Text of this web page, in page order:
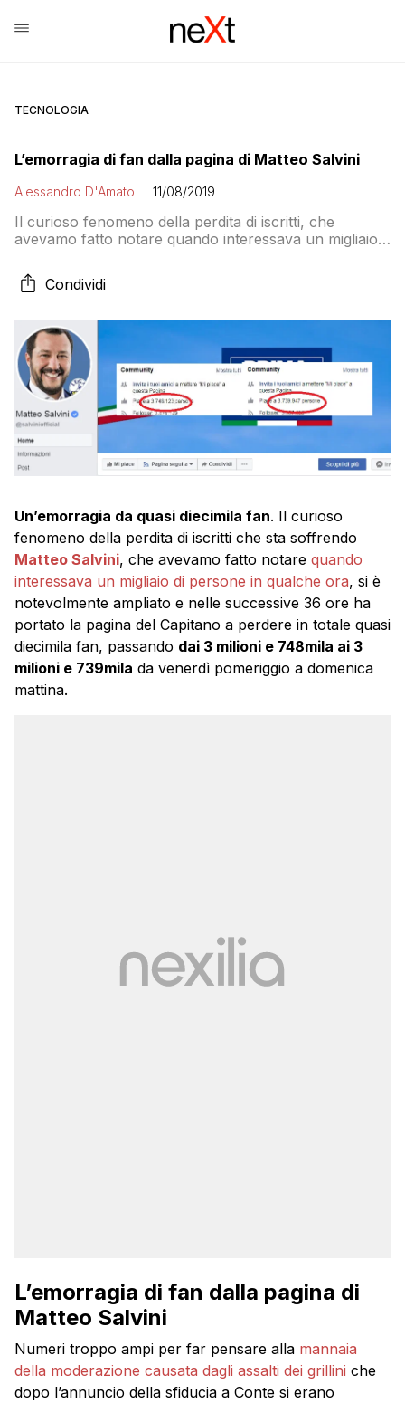
TECNOLOGIA
L’emorragia di fan dalla pagina di Matteo Salvini
Alessandro D'Amato 11/08/2019
Il curioso fenomeno della perdita di iscritti, che
avevamo fatto notare quando interessava un migliaio
successive 36 ore ha portato la pagina del Capitano a
perdere in totale quasi diecimila fan. Cosa succede alla
Rousseau?
Condividi
Un’emorragia da quasi diecimila fan. Il curioso
fenomeno della perdita di iscritti che sta soffrendo
Matteo Salvini, che avevamo fatto notare quando
interessava un migliaio di persone in qualche ora, si è
notevolmente ampliato e nelle successive 36 ore ha
portato la pagina del Capitano a perdere in totale quasi
diecimila fan, passando dai 3 milioni e 748mila ai 3
milioni e 739mila da venerdì pomeriggio a domenica
mattina.
L’emorragia di fan dalla pagina di
Matteo Salvini
Numeri troppo ampi per far pensare alla mannaia
della moderazione causata dagli assalti dei grillini che
dopo l’annuncio della sfiducia a Conte si erano